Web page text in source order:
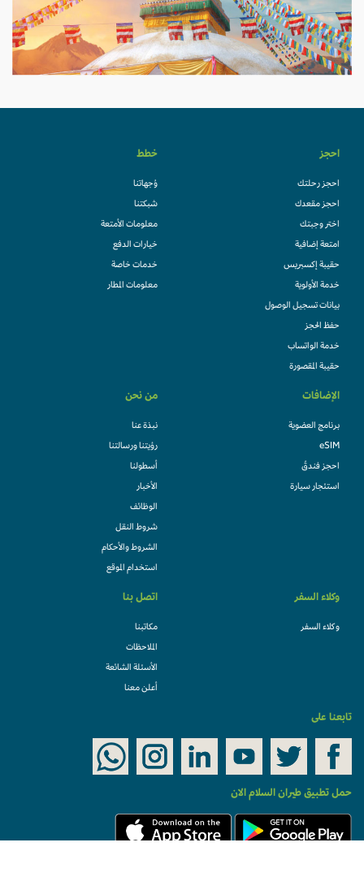
احجز
احجز رحلتك
احجز مقعدك
اختر وجبتك
امتعة إضافية
حقيبة إكسبريس
خدمة الأولوية
بيانات تسجيل الوصول
حفظ الحجز
خدمة الواتساب
حقيبة المقصورة
خطط
وُجهاتنا
شبكتنا
معلومات الأمتعة
خيارات الدفع
خدمات خاصة
معلومات المطار
الإضافات
برنامج العضوية
eSIM
احجز فندقً
استئجار سيارة
من نحن
نبذة عنا
رؤيتنا ورسالتنا
أسطولنا
الأخبار
الوظائف
شروط النقل
الشروط والأحكام
استخدام الموقع
وكلاء السفر
وكلاء السفر
اتصل بنا
مكاتبنا
الملاحظات
الأسئلة الشائعة
أعلن معنا
تابعنا على
حمل تطبيق طيران السلام الان